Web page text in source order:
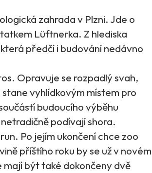
zahrada v Plzni. Jde o
Lüftnerka. Z hlediska
předčí i budování nedávno
Opravuje se rozpadlý svah,
vyhlídkovým místem pro
budoucího výběhu
podívají shora.
Po jejím ukončení chce zoo
příštího roku by se už v novém
být také dokončeny dvě